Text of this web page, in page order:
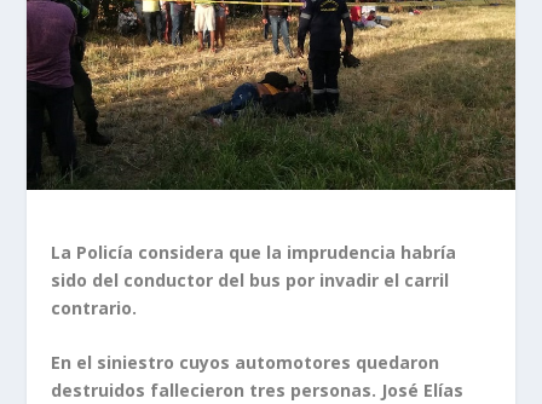
La Policía considera que la imprudencia habría
sido del conductor del bus por invadir el carril
contrario.
En el siniestro cuyos automotores quedaron
destruidos fallecieron tres personas. José Elías